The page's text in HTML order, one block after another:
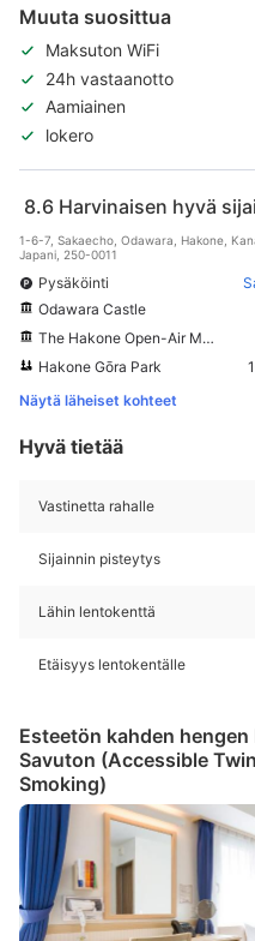
Muuta suosittua
Maksuton WiFi
24h vastaanotto
Aamiainen
lokero
8.6 Harvinaisen hyvä
1-6-7, Sakaecho, Odawara, Hakone,
Japani, 250-0011
Pysäköinti
Odawara Castle
The Hakone Open-Air Museum
Hakone Gōra Park
Näytä läheiset kohteet
Hyvä tietää
Vastinetta rahalle
Sijainnin pisteytys
Lähin lentokenttä
Etäisyys lentokentälle
Esteetön kahden
Savuton (Accessible
Smoking)